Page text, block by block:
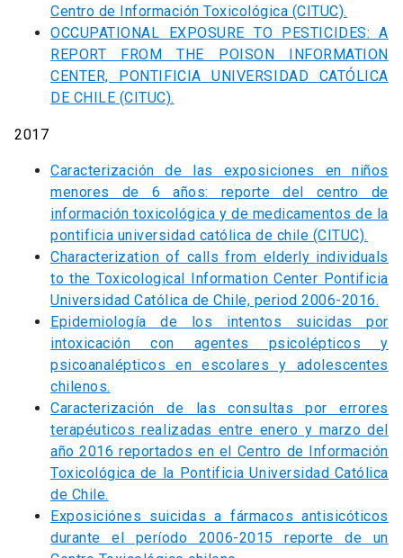
Centro de Información Toxicológica (CITUC).
OCCUPATIONAL EXPOSURE TO PESTICIDES: A
REPORT FROM THE POISON INFORMATION
CENTER, PONTIFICIA UNIVERSIDAD CATÓLICA
DE CHILE (CITUC).
2017
Caracterización de las exposiciones en niños
menores de 6 años: reporte del centro de
información toxicológica y de medicamentos de la
pontificia universidad católica de chile (CITUC).
Characterization of calls from elderly individuals
to the Toxicological Information Center Pontificia
Universidad Católica de Chile, period 2006-2016.
Epidemiología de los intentos suicidas por
intoxicación con agentes psicolépticos y
psicoanalépticos en escolares y adolescentes
chilenos.
Caracterización de las consultas por errores
terapéuticos realizadas entre enero y marzo del
año 2016 reportados en el Centro de Información
Toxicológica de la Pontificia Universidad Católica
de Chile.
Exposiciónes suicidas a fármacos antisicóticos
durante el período 2006-2015 reporte de un